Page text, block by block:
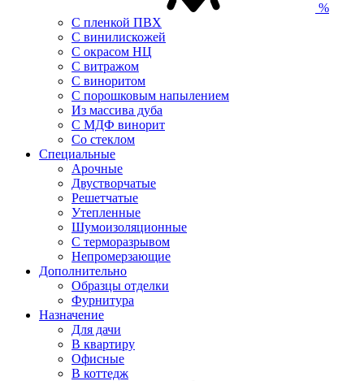
%
С пленкой ПВХ
С винилискожей
С окрасом НЦ
С витражом
С виноритом
С порошковым напылением
Из массива дуба
С МДФ винорит
Со стеклом
Специальные
Арочные
Двустворчатые
Решетчатые
Утепленные
Шумоизоляционные
С терморазрывом
Непромерзающие
Дополнительно
Образцы отделки
Фурнитура
Назначение
Для дачи
В квартиру
Офисные
В коттедж